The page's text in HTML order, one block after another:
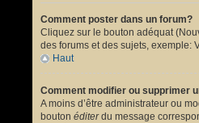
Comment poster dans un forum?
Cliquez sur le bouton adéquat
des forums et des sujets, exemple:
Haut
Comment modifier ou supprimer
A moins d’être administrateur ou
bouton éditerdu message